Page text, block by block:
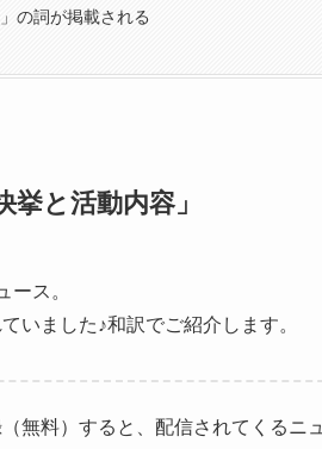
の詞が掲載される
挙と活動内容」
ス。
いました♪和訳でご紹介します。
無料）すると、配信されてくるニュ